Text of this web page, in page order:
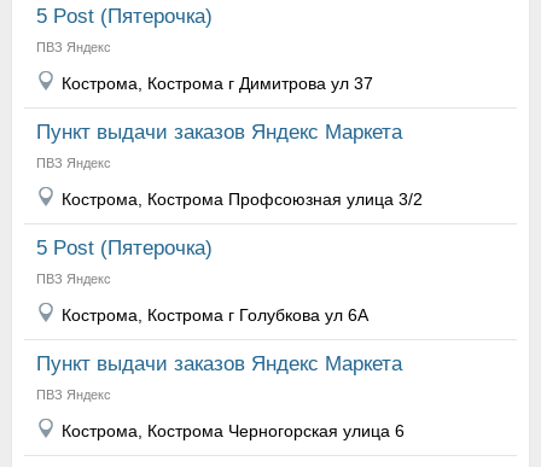
5 Post (Пятерочка)
ПВЗ Яндекс
Кострома, Кострома г Димитрова ул 37
Пункт выдачи заказов Яндекс Маркета
ПВЗ Яндекс
Кострома, Кострома Профсоюзная улица 3/2
5 Post (Пятерочка)
ПВЗ Яндекс
Кострома, Кострома г Голубкова ул 6А
Пункт выдачи заказов Яндекс Маркета
ПВЗ Яндекс
Кострома, Кострома Черногорская улица 6